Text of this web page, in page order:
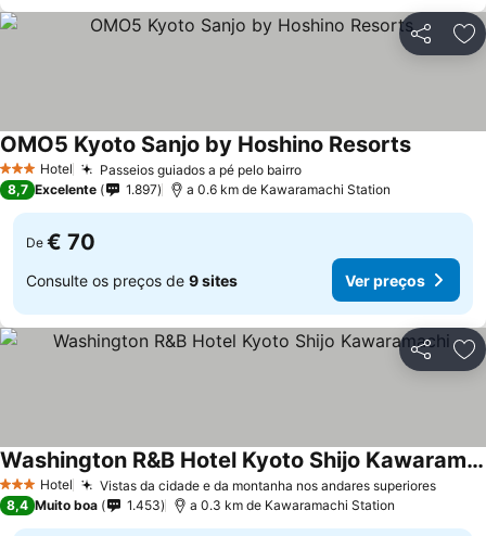
Partilhar
3 EstrelasHotel Passeios guiados a pé pelo bairroVer preços
OMO5 Kyoto Sanjo by Hoshino ResortsVer
8,7 Excelente 1.897 a 0.6 km de Kawaramachi Station
De € 70
Consulte os preços de 9 sites Ver preços
Partilhar
3 EstrelasHotel Vistas da cidade e da montanha nos andares superioresVer
Washington R&B Hotel Kyoto Shijo Kawaramachi
Ver preços
8,4 Muito boa 1.453 a 0.3 km de Kawaramachi Station